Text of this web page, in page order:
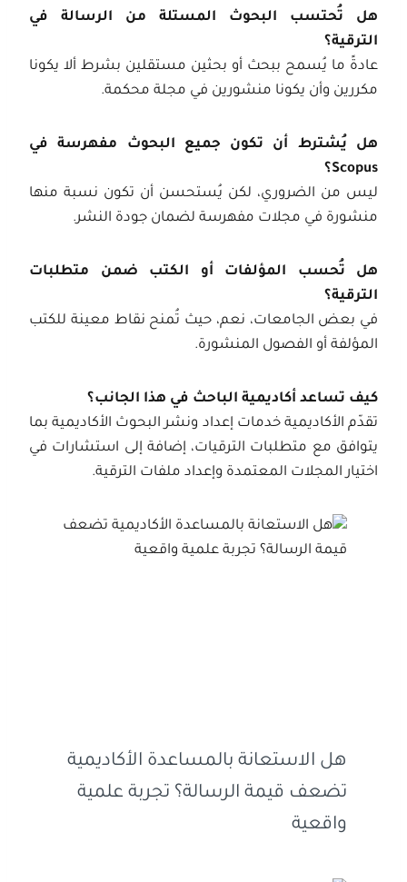
هل تُحتسب البحوث المستلة من الرسالة في
الترقية؟
عادةً ما يُسمح ببحث أو بحثين مستقلين بشرط ألا يكونا
مكررين وأن يكونا منشورين في مجلة محكمة.
هل يُشترط أن تكون جميع البحوث مفهرسة في
Scopus؟
ليس من الضروري، لكن يُستحسن أن تكون نسبة منها
منشورة في مجلات مفهرسة لضمان جودة النشر.
هل تُحسب المؤلفات أو الكتب ضمن متطلبات
الترقية؟
في بعض الجامعات، نعم، حيث تُمنح نقاط معينة للكتب
المؤلفة أو الفصول المنشورة.
كيف تساعد أكاديمية الباحث في هذا الجانب؟
تقدّم الأكاديمية خدمات إعداد ونشر البحوث الأكاديمية بما
يتوافق مع متطلبات الترقيات، إضافة إلى استشارات في
اختيار المجلات المعتمدة وإعداد ملفات الترقية.
هل الاستعانة بالمساعدة الأكاديمية
تضعف قيمة الرسالة؟ تجربة علمية
واقعية